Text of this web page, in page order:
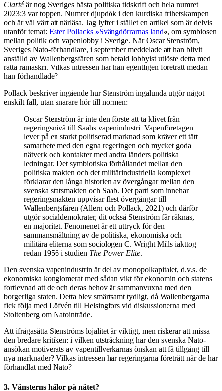
Clartéär nog Sveriges bästa politiska tidskrift och hela numret
2023:3 var toppen. Numret djupdök i den kurdiska frihetskampen
och är väl värt att närläsa. Jag lyfter i stället en artikel som är delvis
utanför temat: Ester Pollacks »Svängdörrarnas land«, om symbiosen
mellan politik och vapenlobby i Sverige. När Oscar Stenström,
Sveriges Nato-förhandlare, i september meddelade att han blivit
anställd av Wallenbergsfären som betald lobbyist utlöste detta med
rätta ramaskri. Vilkas intressen har han egentligen företrätt medan
han förhandlade?
Pollack beskriver ingående hur Stenström ingalunda utgör något
enskilt fall, utan snarare hör till normen:
Oscar Stenström är inte den förste att ta klivet från
regeringsnivå till Saabs vapenindustri. Vapenföretagen
lever på en starkt politiserad marknad som kräver ett tätt
samarbete med den egna regeringen och mycket goda
nätverk och kontakter med andra länders politiska
ledningar. Det symbiotiska förhållandet mellan den
politiska makten och det militärindustriella komplexet
förklarar den långa historien av övergångar mellan den
svenska statsmakten och Saab. Det parti som innehar
regeringsmakten uppvisar flest övergångar till
Wallenbergsfären (Allern och Pollack, 2021) och därför
utgör socialdemokrater, dit också Stenström får räknas,
en majoritet. Fenomenet är ett uttryck för den
sammansmältning av de politiska, ekonomiska och
militära eliterna som sociologen C. Wright Mills iakttog
redan 1956 i studien The Power Elite.
Den svenska vapenindustrin är del av monopolkapitalet, d.v.s. de
ekonomiska konglomerat med sådan vikt för ekonomin och statens
fortlevnad att de och deras behov är sammanvuxna med den
borgerliga staten. Detta blev smärtsamt tydligt, då Wallenbergarna
fick följa med Löfvén till Helsingfors vid diskussionerna med
Stoltenberg om Natointräde.
Att ifrågasätta Stenströms lojalitet är viktigt, men riskerar att missa
den bredare kritiken: i vilken utsträckning har den svenska Nato-
ansökan motiverats av vapentillverkarnas önskan att få tillgång till
nya marknader? Vilkas intressen har regeringarna företrätt när de har
förhandlat med Nato?
3. Vänsterns hålor på nätet?